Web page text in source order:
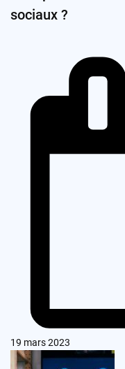
sociaux ?
19 mars 2023